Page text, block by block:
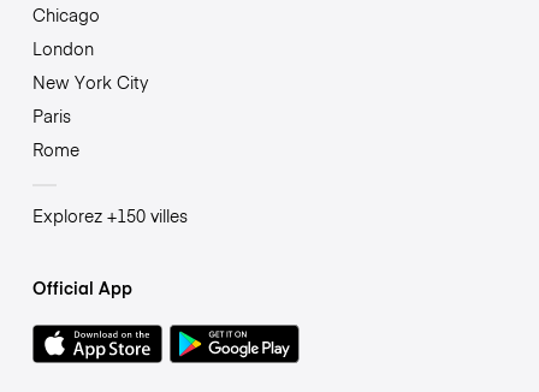
Chicago
London
New York City
Paris
Rome
Explorez +150 villes
Official App